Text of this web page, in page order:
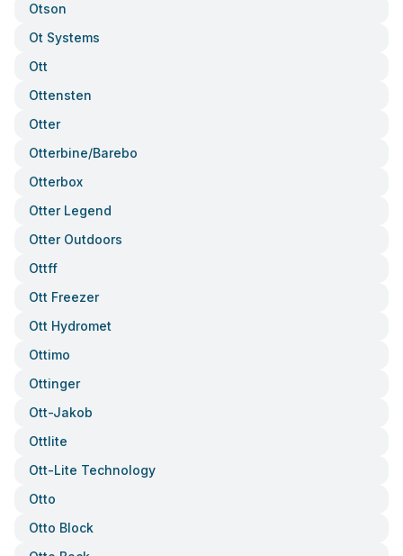
Otson
Ot Systems
Ott
Ottensten
Otter
Otterbine/barebo
Otterbox
Otter Legend
Otter Outdoors
Ottff
Ott Freezer
Ott Hydromet
Ottimo
Ottinger
Ott-Jakob
Ottlite
Ott-Lite Technology
Otto
Otto Block